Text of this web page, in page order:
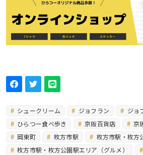
シュークリーム ジョフラン
ジョ
ひらつー食べ歩き
京阪百貨店
京
岡東町
枚方市駅
枚方市駅・枚方
枚方市駅・枚方公園駅エリア（グルメ）